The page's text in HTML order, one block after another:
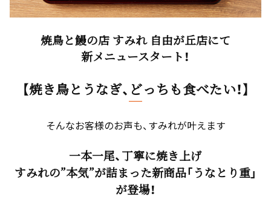
焼鳥と鰻の店 すみれ 自由が丘店にて
新メニュースタート！
【焼き鳥とうなぎ、どっちも食べたい！】
そんなお客様のお声も、すみれが叶えます
一本一尾、丁寧に焼き上げ
すみれの”本気”が詰まった新商品「うなとり重」
が登場！